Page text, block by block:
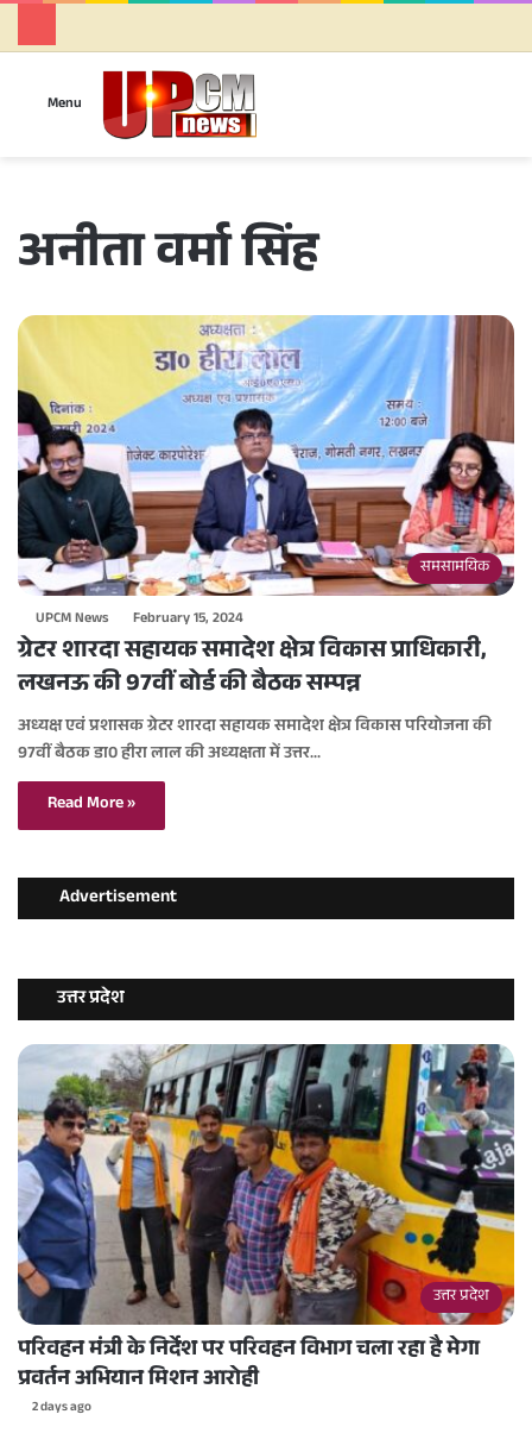
Menu
अनीता वर्मा सिंह
समसामयिक
UPCM News February 15, 2024
ग्रेटर शारदा सहायक समादेश क्षेत्र विकास प्राधिकारी,
लखनऊ की 97वीं बोर्ड की बैठक सम्पन्न
अध्यक्ष एवं प्रशासक ग्रेटर शारदा सहायक समादेश क्षेत्र विकास परियोजना की
97वीं बैठक डा0 हीरा लाल की अध्यक्षता में उत्तर…
Read More »
Advertisement
उत्तर प्रदेश
उत्तर प्रदेश
परिवहन मंत्री के निर्देश पर परिवहन विभाग चला रहा है मेगा
प्रवर्तन अभियान मिशन आरोही
2 days ago